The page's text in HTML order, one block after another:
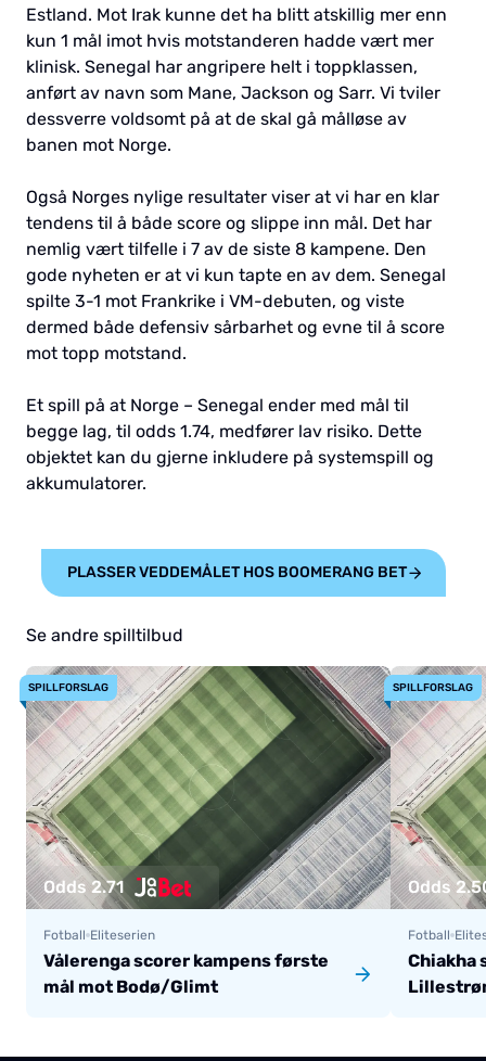
Estland. Mot Irak kunne det ha blitt atskillig mer enn
kun 1 mål imot hvis motstanderen hadde vært mer
klinisk. Senegal har angripere helt i toppklassen,
anført av navn som Mane, Jackson og Sarr. Vi tviler
dessverre voldsomt på at de skal gå målløse av
banen mot Norge.
Også Norges nylige resultater viser at vi har en klar
tendens til å både score og slippe inn mål. Det har
nemlig vært tilfelle i 7 av de siste 8 kampene. Den
gode nyheten er at vi kun tapte en av dem. Senegal
spilte 3-1 mot Frankrike i VM-debuten, og viste
dermed både defensiv sårbarhet og evne til å score
mot topp motstand.
Et spill på at Norge – Senegal ender med mål til
begge lag, til odds 1.74, medfører lav risiko. Dette
objektet kan du gjerne inkludere på systemspill og
akkumulatorer.
PLASSER VEDDEMÅLET HOS BOOMERANG BET
Se andre spilltilbud
Odds 2.71
SPILLFORSLAG
Fotball Eliteserien
Vålerenga scorer kampens første
mål mot Bodø/Glimt
Odds
SPILLFORSLAG
Fotball
Chiakha